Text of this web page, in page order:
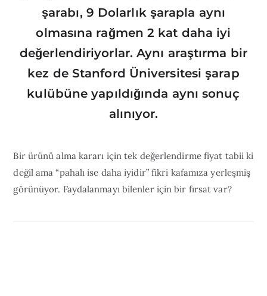
şarabı, 9 Dolarlık şarapla aynı
olmasına rağmen 2 kat daha iyi
değerlendiriyorlar. Aynı araştırma bir
kez de Stanford Üniversitesi şarap
kulübüne yapıldığında aynı sonuç
alınıyor.
Bir ürünü alma kararı için tek değerlendirme fiyat tabii ki
değil ama “pahalı ise daha iyidir” fikri kafamıza yerleşmiş
görünüyor. Faydalanmayı bilenler için bir fırsat var?